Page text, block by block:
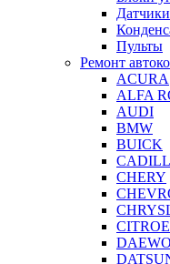
Датчики
Пульты
Ремонт
ACURA
ALFA
AUDI
BMW
BUICK
CHERY